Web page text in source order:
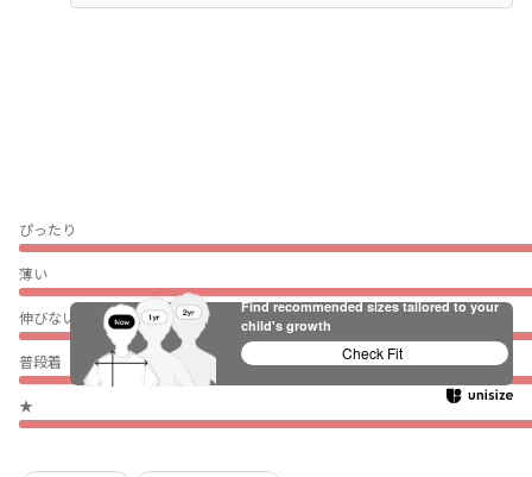
ぴったり
薄い
伸びない
普段着（通園・通学）
★
Find recommended sizes tailored to your
child's growth
Check Fit